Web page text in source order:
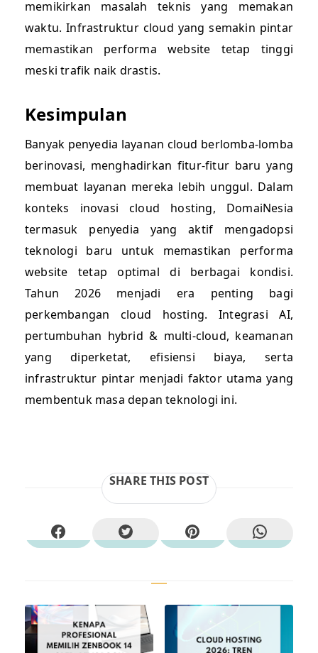
memikirkan masalah teknis yang memakan
waktu. Infrastruktur cloud yang semakin pintar
memastikan performa website tetap tinggi
meski trafik naik drastis.
Kesimpulan
Banyak penyedia layanan cloud berlomba-lomba
berinovasi, menghadirkan fitur-fitur baru yang
membuat layanan mereka lebih unggul. Dalam
konteks inovasi cloud hosting, DomaiNesia
termasuk penyedia yang aktif mengadopsi
teknologi baru untuk memastikan performa
website tetap optimal di berbagai kondisi.
Tahun 2026 menjadi era penting bagi
perkembangan cloud hosting. Integrasi AI,
pertumbuhan hybrid & multi-cloud, keamanan
yang diperketat, efisiensi biaya, serta
infrastruktur pintar menjadi faktor utama yang
membentuk masa depan teknologi ini.
SHARE THIS POST